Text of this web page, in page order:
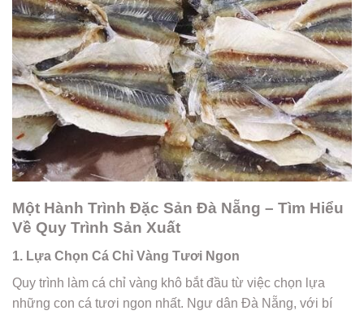
Một Hành Trình Đặc Sản Đà Nẵng – Tìm Hiểu
Về Quy Trình Sản Xuất
1. Lựa Chọn Cá Chỉ Vàng Tươi Ngon
Quy trình làm cá chỉ vàng khô bắt đầu từ việc chọn lựa
những con cá tươi ngon nhất. Ngư dân Đà Nẵng, với bí